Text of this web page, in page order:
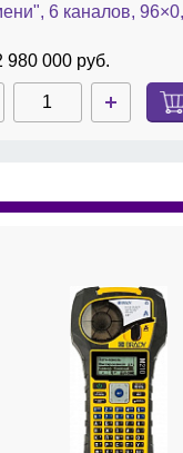
6 каналов,
980 000 руб.